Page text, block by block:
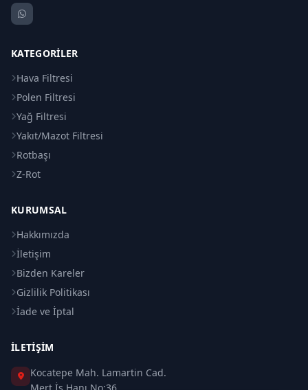
KATEGORILER
Hava Filtresi
Polen Filtresi
Yağ Filtresi
Yakıt/Mazot Filtresi
Rotbaşı
Z-Rot
KURUMSAL
Hakkımızda
İletişim
Bizden Kareler
Gizlilik Politikası
İade ve İptal
İLETIŞIM
Kocatepe Mah. Lamartin Cad.